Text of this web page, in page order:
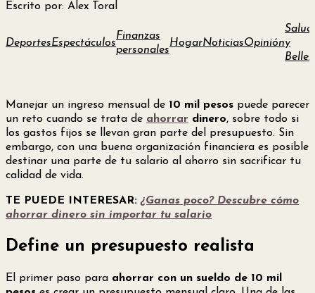
Escrito por: Alex Toral
DeportesEspectáculos
Finanzas
personales
HogarNoticiasOpinión
Salud
y
Manejar un ingreso mensual de 10 mil pesos puede parecer
un reto cuando se trata de ahorrar dinero, sobre todo si
los gastos fijos se llevan gran parte del presupuesto. Sin
embargo, con una buena organización financiera es posible
destinar una parte de tu salario al ahorro sin sacrificar tu
calidad de vida.
TE PUEDE INTERESAR:¿Ganas poco? Descubre cómo
ahorrar dinero sin importar tu salario
Define un presupuesto realista
El primer paso para ahorrar con un sueldo de 10 mil